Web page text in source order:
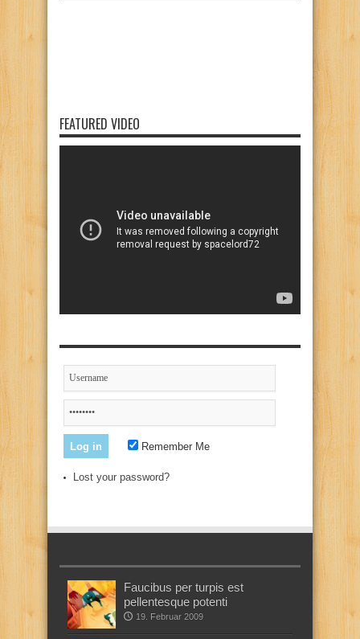
FEATURED VIDEO
Remember Me
Lost your password?
Faucibus per turpis est
pellentesque potenti
19. Februar 2009